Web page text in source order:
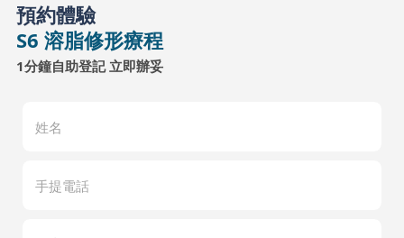
預約體驗
S6 溶脂修形療程
1分鐘自助登記 立即辦妥